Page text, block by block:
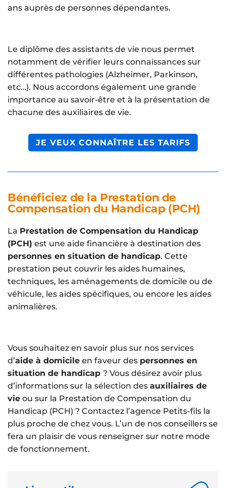
ans auprès de personnes dépendantes.
Le diplôme des assistants de vie nous permet
notamment de vérifier leurs connaissances sur
différentes pathologies (Alzheimer, Parkinson,
etc…). Nous accordons également une grande
importance au savoir-être et à la présentation de
chacune des auxiliaires de vie.
JE VEUX CONNAÎTRE LES TARIFS
Bénéficiez de la Prestation de
Compensation du Handicap (PCH)
La Prestation de Compensation du Handicap
(PCH) est une aide financière à destination des
personnes en situation de handicap. Cette
prestation peut couvrir les aides humaines,
techniques, les aménagements de domicile ou de
véhicule, les aides spécifiques, ou encore les aides
animalières.
Vous souhaitez en savoir plus sur nos services
d’aide à domicile en faveur des personnes en
situation de handicap ? Vous désirez avoir plus
d’informations sur la sélection des auxiliaires de
vie ou sur la Prestation de Compensation du
Handicap (PCH) ? Contactez l’agence Petits-fils la
plus proche de chez vous. L’un de nos conseillers se
fera un plaisir de vous renseigner sur notre mode
de fonctionnement.